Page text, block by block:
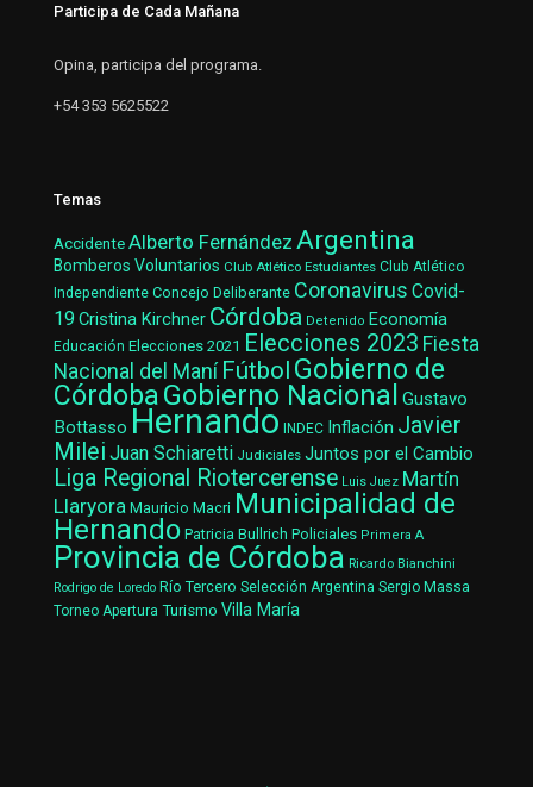
Participa de Cada Mañana
Opina, participa del programa.
+54 353 5625522
Temas
AccidenteAlberto Fernández Argentina
Bomberos Voluntarios Club Atlético Estudiantes Club Atlético
Independiente Concejo Deliberante Coronavirus Covid-
19 Cristina Kirchner Córdoba Detenido Economía
Educación Elecciones 2021 Elecciones 2023 Fiesta
Nacional del Maní Fútbol Gobierno de
CórdobaGobierno Nacional Gustavo
Bottasso Hernando INDEC Inflación Javier
Milei Juan Schiaretti Judiciales Juntos por el Cambio
Liga Regional Riotercerense Luis Juez Martín
Llaryora Mauricio Macri Municipalidad de
Hernando Patricia Bullrich Policiales Primera A
Provincia de Córdoba Ricardo Bianchini
Rodrigo de Loredo Río Tercero Selección Argentina Sergio Massa
Torneo Apertura Turismo Villa María